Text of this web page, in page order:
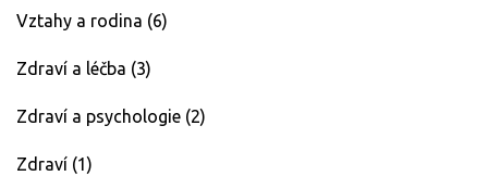
Vztahy a rodina (6)
Zdraví a léčba (3)
Zdraví a psychologie (2)
Zdraví (1)